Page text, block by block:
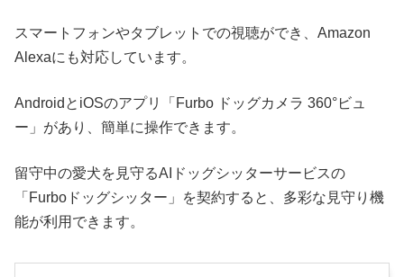
スマートフォンやタブレットでの視聴ができ、Amazon
Alexaにも対応しています。
AndroidとiOSのアプリ「Furbo ドッグカメラ 360°ビュ
ー」があり、簡単に操作できます。
留守中の愛犬を見守るAIドッグシッターサービスの
「Furboドッグシッター」を契約すると、多彩な見守り機
能が利用できます。